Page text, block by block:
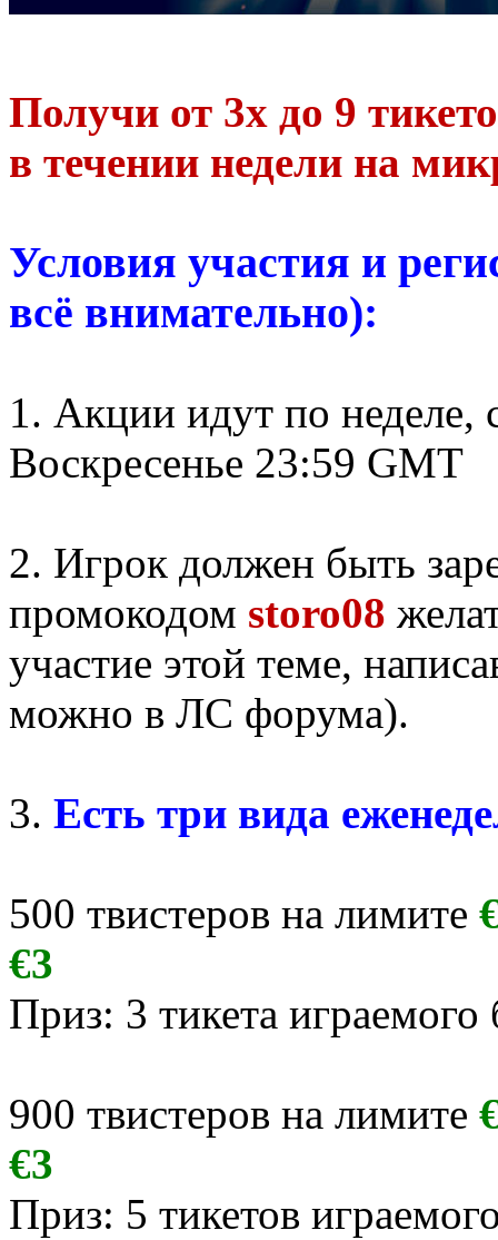
Получи от 3х до 9
в течении недели на
Условия участия и
всё внимательно):
1. Акции идут по неделе,
Воскресенье 23:59 GMT
2. Игрок должен быть
промокодом storo08
участие этой теме,
можно в ЛС форума).
3. Есть три вида
500 твистеров на лимите
€3
Приз: 3 тикета играемого
900 твистеров на лимите
€3
Приз: 5 тикетов